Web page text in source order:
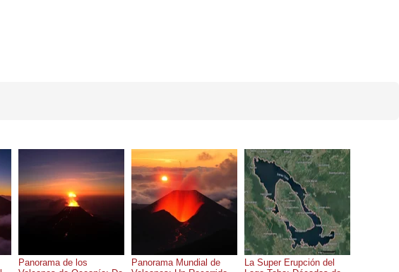
Panorama de los
Panorama Mundial de
La Super Erupción del